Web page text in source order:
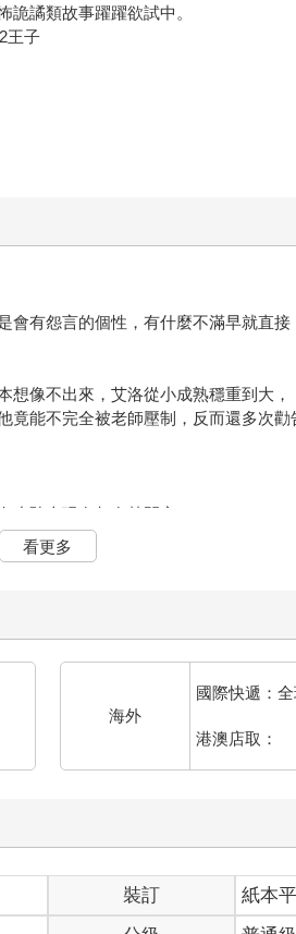
譎類故事躍躍欲試中。
王子
有怨言的個性，有什麼不滿早就直
像不出來，艾洛從小成熟穩重到大，
能不完全被老師壓制，反而還多次
騎士現在都在禁閉室。」
家學生，不都是白雪公主整天找老師
都不出禁閉室，也不會幫忙老師處理
吧，是「魔王」的錯，雖然結果是
在改公文，完全沒有打擾到的可能性。
決不肯說，他還真拿對方沒有辦法。
的，關我屁事！」
十二聖騎士竟然全部到齊。
下卻是什麼形象都還給光明神去了
看更多
海外
國際快遞：
港澳店取：
裝訂
紙本